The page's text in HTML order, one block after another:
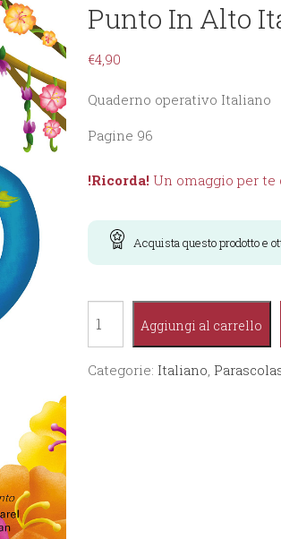
Punto In Alto
€4,90
Quaderno operativo Italiano
Pagine 96
!Ricorda!Un omaggio per te
Acquista questo prodotto e
alto
Aggiungi al carrello
Categorie: Italiano,